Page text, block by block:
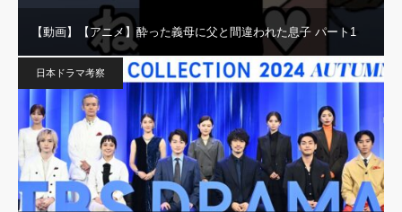
【動画】【アニメ】酔った義母に父と間違われた息子 パート1
日本ドラマ考察